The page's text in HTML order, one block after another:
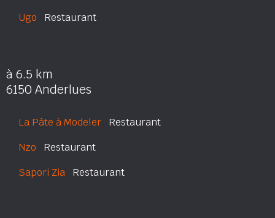
Ugo Restaurant
à 6.5 km
6150 Anderlues
La Pâte à Modeler Restaurant
Nzo Restaurant
Sapori Zia Restaurant